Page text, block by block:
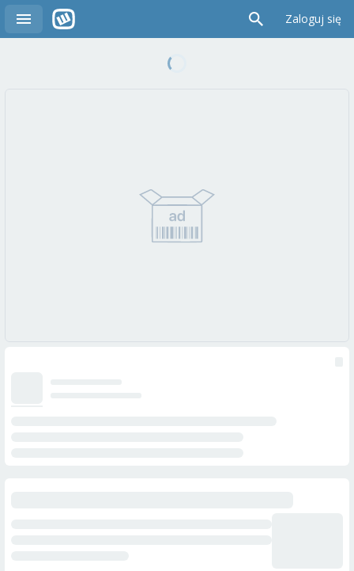
Zaloguj się